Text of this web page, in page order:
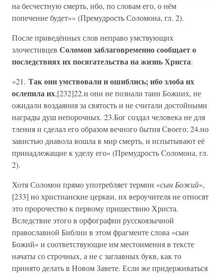
на бесчестную смерть, ибо, по словам его, о нём
попечение будет»» (Премудрость Соломона, гл. 2).
После приведённых слов неправо умствующих
злочестивцев Соломон заблаговременно сообщает о
последствиях их посягательства на жизнь Христа:
«21. Так они умствовали и ошиблись; ибо злоба их
ослепила их,[232]22.и они не познали таин Божиих, не
ожидали воздаяния за святость и не считали достойными
награды душ непорочных. 23.Бог создал человека не для
тления и сделал его образом вечного бытия Своего; 24.но
завистью диавола вошла в мир смерть, и испытывают её
принадлежащие к уделу его» (Премудрость Соломона, гл.
2).
Хотя Соломон прямо употребляет термин «сын Божий»,
[233] но христианские церкви, их вероучителя не относят
это пророчество к первому пришествию Христа.
Вследствие этого в орфографии русскоязычной
православной Библии в этом фрагменте слова «сын
Божий» и соответствующие им местоимения в тексте
начаты со строчных, а не с заглавных букв, как то
принято делать в Новом Завете. Если же придерживаться